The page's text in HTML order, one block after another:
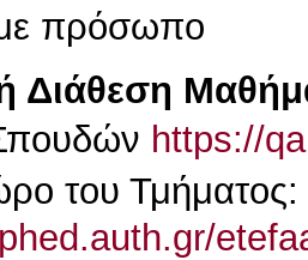
πρόσωπο
Διάθεση
https://
του Τμήματος: